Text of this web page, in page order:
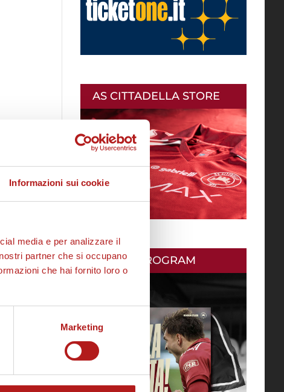
Informazioni sui cookie
media e per analizzare il
partner che si occupano
che hai fornito loro o
Marketing
AS CITTADELLA STORE
MATCH PROGRAM